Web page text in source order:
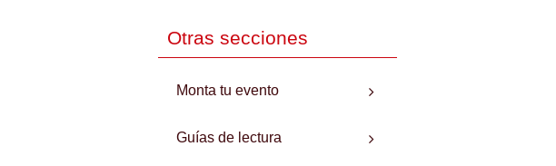
Otras secciones
Monta tu evento
Guías de lectura